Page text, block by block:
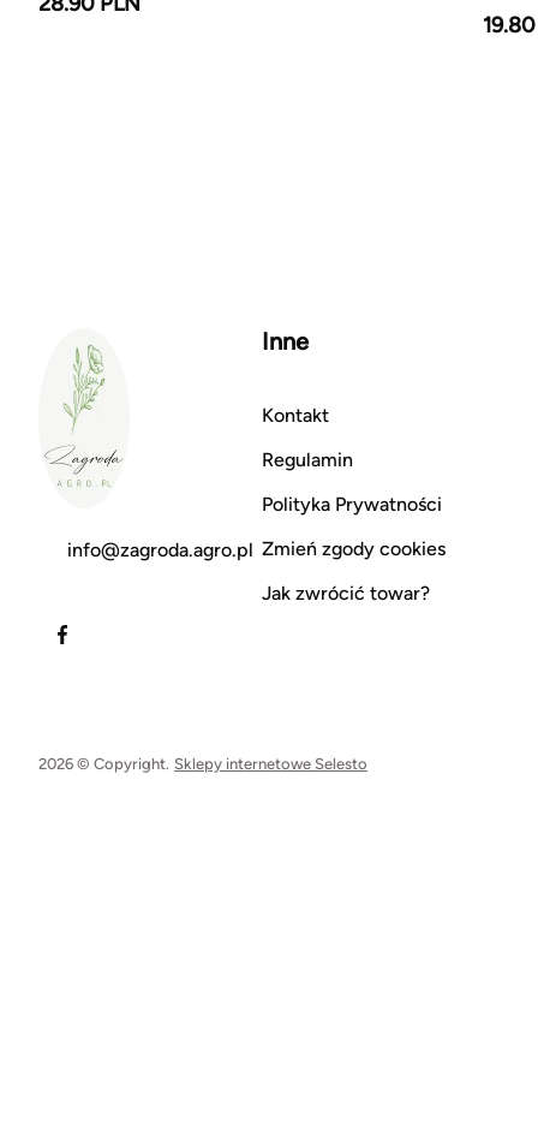
info@zagroda.agro.pl
Inne
Kontakt
Regulamin
Polityka Prywatności
Zmień zgody cookies
Jak zwrócić towar?
2026 © Copyright. Sklepy internetowe Selesto